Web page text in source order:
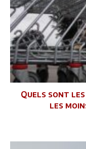
Quels sont les
les